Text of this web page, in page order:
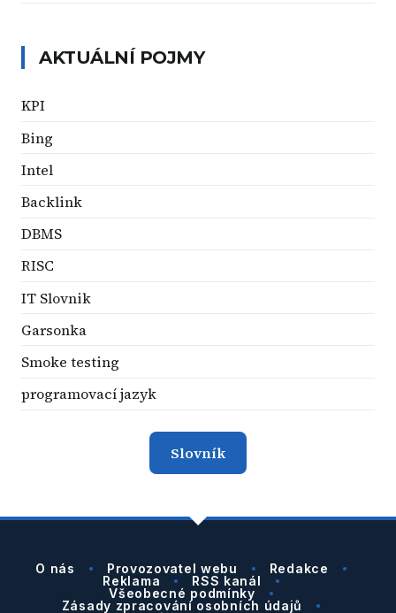
AKTUÁLNÍ POJMY
KPI
Bing
Intel
Backlink
DBMS
RISC
IT Slovnik
Garsonka
Smoke testing
programovací jazyk
Slovník
O nás Provozovatel webu
Redakce
Reklama
RSS kanál
Všeobecné podmínky
Zásady zpracování osobních údajů